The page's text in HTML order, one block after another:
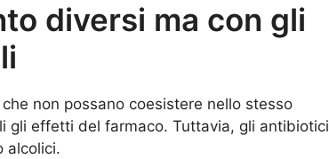
diversi ma con gli
che non possano coesistere nello stesso
gli effetti del farmaco. Tuttavia, gli antibiotici
alcolici.